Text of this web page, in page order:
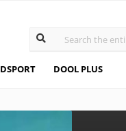
DSPORT DOOL PLUS